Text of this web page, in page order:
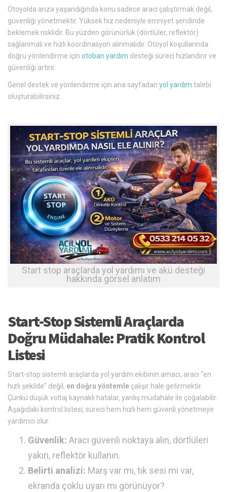
Otoyolda arıza yaşandığında konu sadece aracı çalıştırmak değil,
güvenliği yönetmektir. Yüksek hız nedeniyle emniyet şeridinde
beklemek risklidir. Bu yüzden görünürlük (dörtlüler, reflektör)
sağlanmalı ve hızlı koordinasyon alınmalıdır. Otoyol koşullarında
doğru yönlendirme için otoban yardım desteği süreci hızlandırır ve
güvenliği artırır.
Genel destek ve yönlendirme için ana sayfadan yol yardım talebi
oluşturabilirsiniz.
Start stop araçlarda yol yardımı ve akü desteği
hakkında görsel anlatım
Start-Stop Sistemli Araçlarda
Doğru Müdahale: Pratik Kontrol
Listesi
Start-stop sistemli araçlarda yol yardım ekibinin amacı, aracı “en
hızlı şekilde” değil, en doğru yöntemle çalışır hale getirmektir.
Çünkü düşük voltaj kaynaklı hatalar, yanlış müdahale ile çoğalabilir.
Aşağıdaki kontrol listesi, süreci hem hızlı hem güvenli yönetmeye
yardımcı olur:
Güvenlik: Aracı güvenli noktaya alın, dörtlüleri
yakın, reflektör kullanın.
Belirti analizi: Marş var mı, tık sesi mi var,
ekranda çoklu uyarı mı görünüyor?